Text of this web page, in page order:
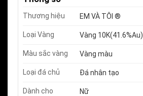
Thương hiệu EM VÀ TÔI ®
Loại Vàng Vàng 10K(41.6%Au)
Màu sắc vàng Vàng màu
Loại đá chủ Đá nhân tạo
Dành cho Nữ